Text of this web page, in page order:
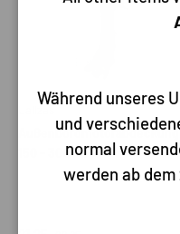
Außenbordmotorabdeckung
150 - 300 PS
Während unseres
und
normal
werden ab dem